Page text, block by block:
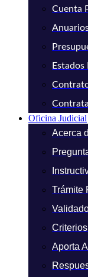
Cuenta
Oficina Judicial
Acerca
Trámite
Aporta